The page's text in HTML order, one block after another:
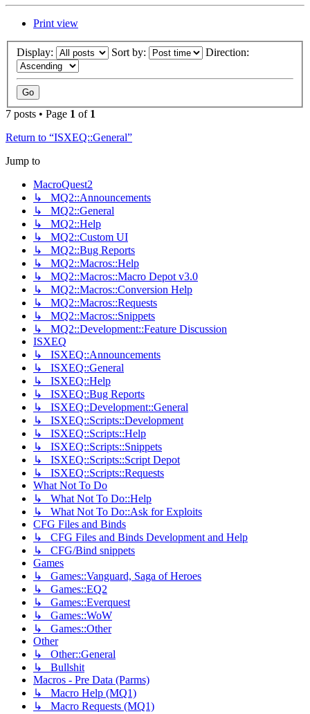
Print view
Display: Sort by: Direction:
7 posts • Page 1 of 1
Return to “ISXEQ::General”
Jump to
MacroQuest2
↳ MQ2::Announcements
↳ MQ2::General
↳ MQ2::Help
↳ MQ2::Custom UI
↳ MQ2::Bug Reports
↳ MQ2::Macros::Help
↳ MQ2::Macros::Macro Depot v3.0
↳ MQ2::Macros::Conversion Help
↳ MQ2::Macros::Requests
↳ MQ2::Macros::Snippets
↳ MQ2::Development::Feature Discussion
ISXEQ
↳ ISXEQ::Announcements
↳ ISXEQ::General
↳ ISXEQ::Help
↳ ISXEQ::Bug Reports
↳ ISXEQ::Development::General
↳ ISXEQ::Scripts::Development
↳ ISXEQ::Scripts::Help
↳ ISXEQ::Scripts::Snippets
↳ ISXEQ::Scripts::Script Depot
↳ ISXEQ::Scripts::Requests
What Not To Do
↳ What Not To Do::Help
↳ What Not To Do::Ask for Exploits
CFG Files and Binds
↳ CFG Files and Binds Development and Help
↳ CFG/Bind snippets
Games
↳ Games::Vanguard, Saga of Heroes
↳ Games::EQ2
↳ Games::Everquest
↳ Games::WoW
↳ Games::Other
Other
↳ Other::General
↳ Bullshit
Macros - Pre Data (Parms)
↳ Macro Help (MQ1)
↳ Macro Requests (MQ1)